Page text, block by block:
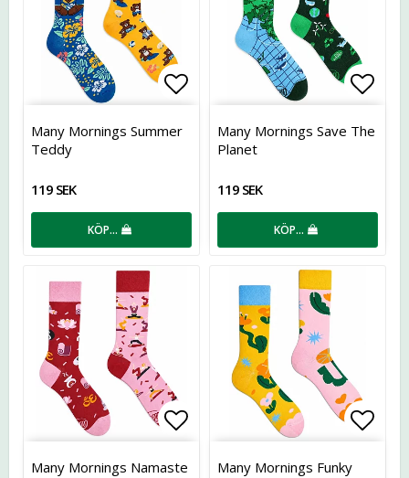
Lägg till i favoritlistan
Many Mornings Summer
Teddy
119 SEK
KÖP…
Many Mornings Save The
Planet
119 SEK
KÖP…
Lägg till i favoritlistan
Many Mornings Namaste
Many Mornings Funky